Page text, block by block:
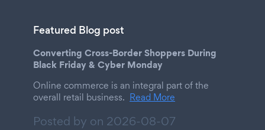
Featured Blog post
Converting Cross-Border Shoppers During
Black Friday & Cyber Monday
Online commerce is an integral part of the
overall retail business. Read More
Posted by on 2026-08-07